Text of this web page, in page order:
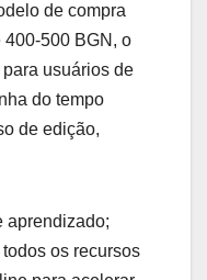
de compra
400-500 BGN, o
usuários de
do tempo
de edição,
aprendizado;
os recursos